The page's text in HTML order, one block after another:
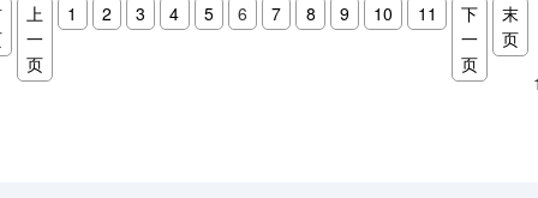
上
一
页
1 2 3 4 5 6 7 8 9 10 11
下
一
页
末
页